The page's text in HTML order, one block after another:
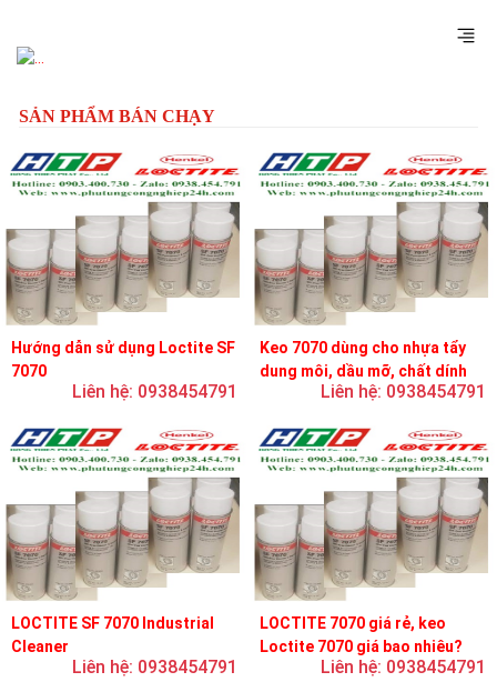
SẢN PHẨM BÁN CHẠY
Hướng dẫn sử dụng Loctite SF
7070
Liên hệ: 0938454791
Keo 7070 dùng cho nhựa tẩy
dung môi, dầu mỡ, chất dính
và chất bôi trơnLiên hệ: 0938454791
LOCTITE SF 7070 Industrial
Cleaner
Liên hệ: 0938454791
LOCTITE 7070 giá rẻ, keo
Loctite 7070 giá bao nhiêu?
Liên hệ: 0938454791